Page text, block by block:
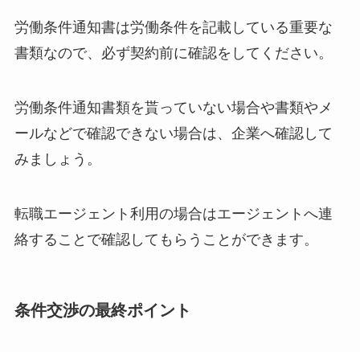
労働条件通知書は労働条件を記載している重要な
書類なので、必ず契約前に確認をしてください。
労働条件通知書類を貰っていない場合や書類やメ
ールなどで確認できない場合は、企業へ確認して
みましょう。
転職エージェント利用の場合はエージェントへ連
絡することで確認してもらうことができます。
条件交渉の最終ポイント